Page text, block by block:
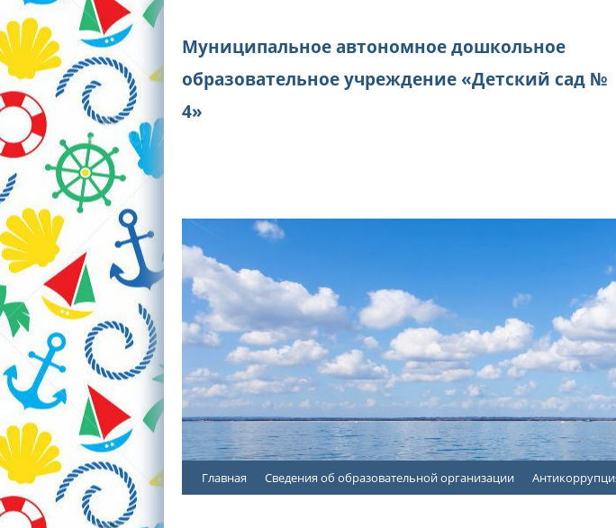
Муниципальное автономное дошкольное
образовательное учреждение «Детский сад №
4»
Перейти
Главная Сведения об образовательной организации